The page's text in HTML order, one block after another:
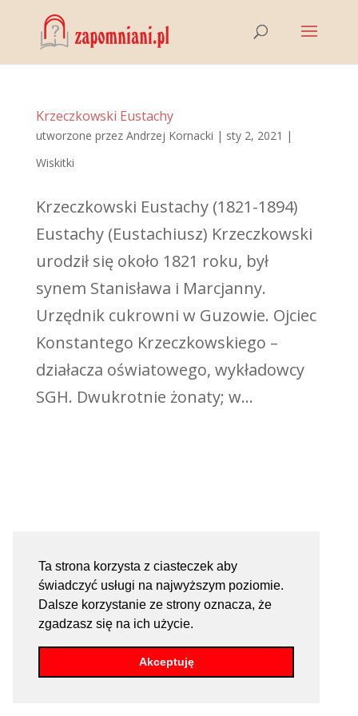
Ta strona korzysta z ciasteczek aby
świadczyć usługi na najwyższym poziomie.
Dalsze korzystanie ze strony oznacza, że
zgadzasz się na ich użycie.
Akceptuję
Krzeczkowski Eustachy
utworzone przez Andrzej Kornacki | sty 2, 2021 |
Wiskitki
Krzeczkowski Eustachy (1821-1894)
Eustachy (Eustachiusz) Krzeczkowski
urodził się około 1821 roku, był
synem Stanisława i Marcjanny.
Urzędnik cukrowni w Guzowie. Ojciec
Konstantego Krzeczkowskiego –
działacza oświatowego, wykładowcy
SGH. Dwukrotnie żonaty; w...